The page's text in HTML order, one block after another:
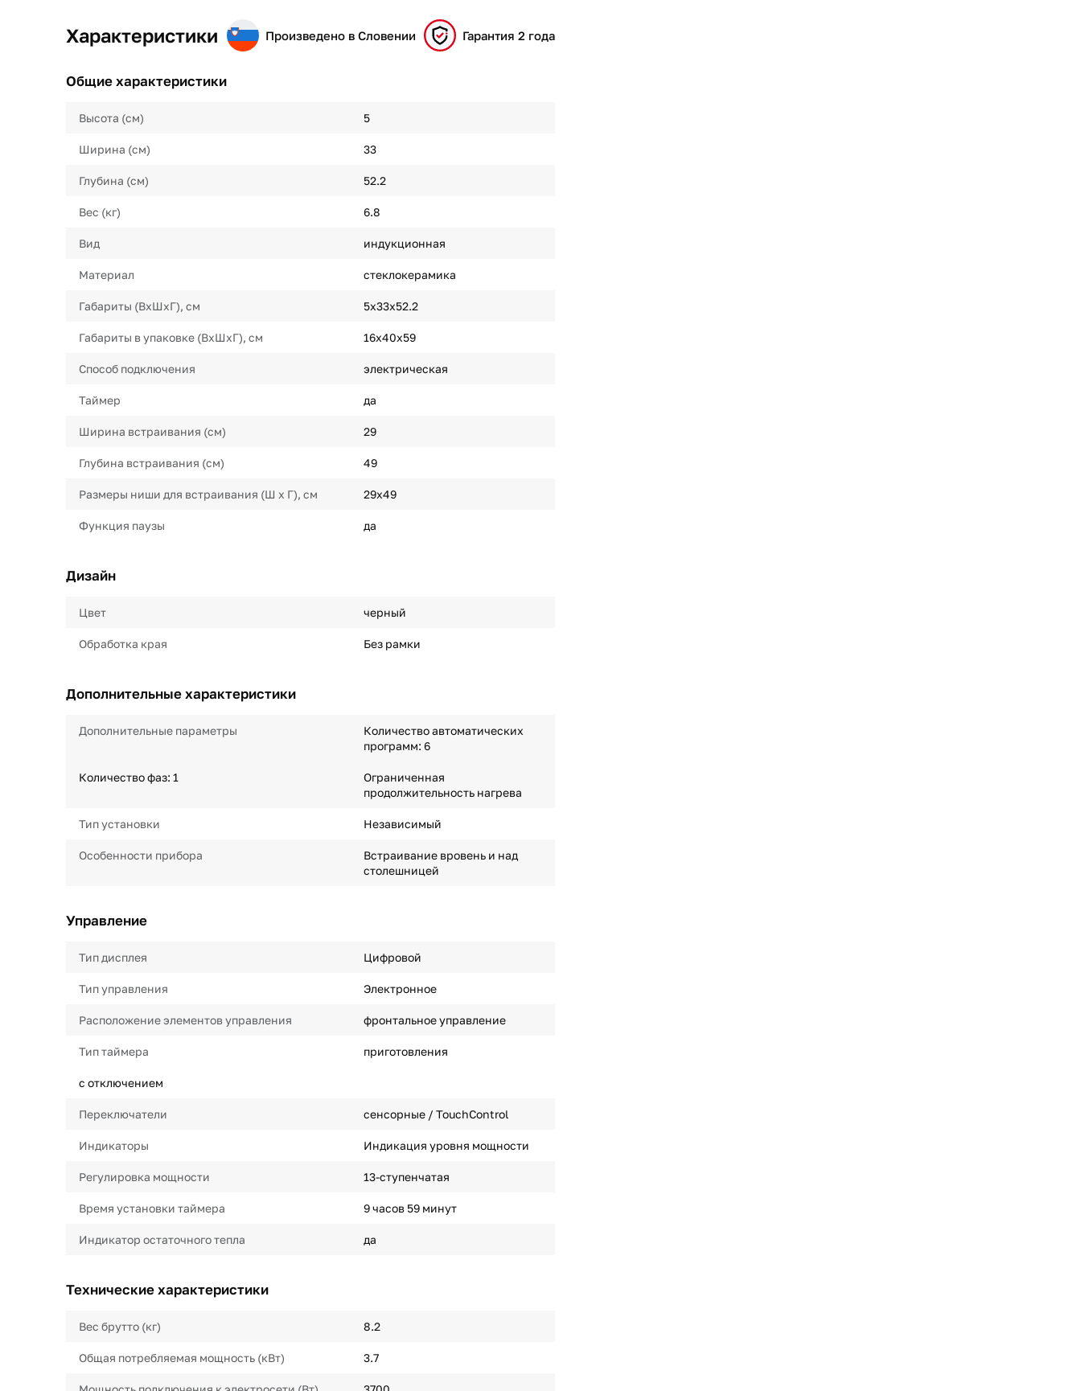
Характеристики Произведено в Словении Гарантия 2 года
Общие характеристики
Высота (см) 5
Ширина (см) 33
Глубина (см) 52.2
Вес (кг) 6.8
Вид индукционная
Материал стеклокерамика
Габариты (ВхШхГ), см 5x33x52.2
Габариты в упаковке (ВхШхГ), см 16x40x59
Способ подключения электрическая
Таймер да
Ширина встраивания (см) 29
Глубина встраивания (см) 49
Размеры ниши для встраивания (Ш х Г), см 29x49
Функция паузы да
Дизайн
Цвет черный
Обработка края Без рамки
Дополнительные характеристики
Дополнительные параметры
Количество автоматических
программ: 6
Количество фаз: 1
Ограниченная
продолжительность нагрева
Тип установки Независимый
Особенности прибора
Встраивание вровень и над
столешницей
Управление
Тип дисплея Цифровой
Тип управления Электронное
Расположение элементов управления фронтальное управление
Тип таймера приготовления
с отключением
Переключатели сенсорные / TouchControl
Индикаторы Индикация уровня мощности
Регулировка мощности 13-ступенчатая
Время установки таймера 9 часов 59 минут
Индикатор остаточного тепла да
Технические характеристики
Вес брутто (кг) 8.2
Общая потребляемая мощность (кВт) 3.7